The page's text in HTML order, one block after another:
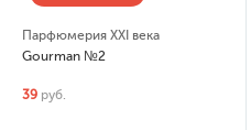
Парфюмерия XXI века
Gourman №2
39 руб.